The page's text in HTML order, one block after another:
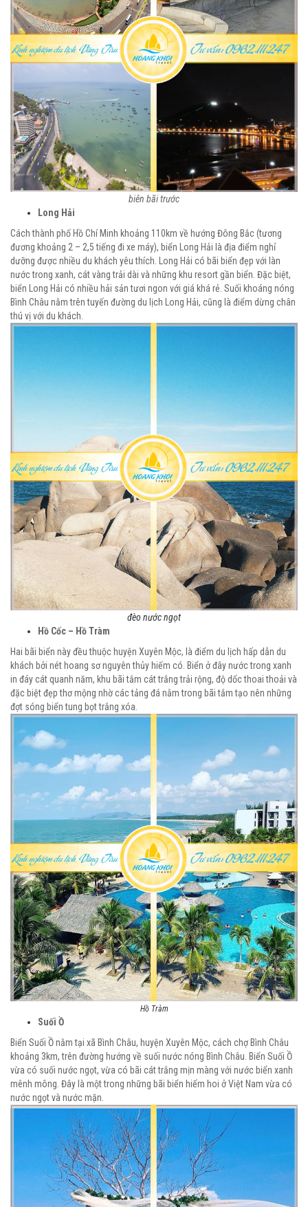
biên bãi trước
Long Hải
Cách thành phố Hồ Chí Minh khoảng 110km về hướng Đông Bắc (tương
đương khoảng 2 – 2,5 tiếng đi xe máy), biển Long Hải là địa điểm nghỉ
dưỡng được nhiều du khách yêu thích. Long Hải có bãi biển đẹp với làn
nước trong xanh, cát vàng trải dài và những khu resort gần biển. Đặc biệt,
biển Long Hải có nhiều hải sản tươi ngon với giá khá rẻ. Suối khoáng nóng
Bình Châu nằm trên tuyến đường du lịch Long Hải, cũng là điểm dừng chân
thú vị với du khách.
đèo nước ngọt
Hồ Cốc – Hồ Tràm
Hai bãi biển này đều thuộc huyện Xuyên Mộc, là điểm du lịch hấp dẫn du
khách bởi nét hoang sơ nguyên thủy hiếm có. Biển ở đây nước trong xanh
in đáy cát quanh năm, khu bãi tắm cát trắng trải rộng, độ dốc thoai thoải và
đặc biệt đẹp thơ mộng nhờ các tảng đá nằm trong bãi tắm tạo nên những
đợt sóng biển tung bọt trắng xóa.
Hồ Tràm
Suối Ồ
Biển Suối Ồ nằm tại xã Bình Châu, huyện Xuyên Mộc, cách chợ Bình Châu
khoảng 3km, trên đường hướng về suối nước nóng Bình Châu. Biển Suối Ồ
vừa có suối nước ngọt, vừa có bãi cát trắng mịn màng với nước biển xanh
mênh mông. Đây là một trong những bãi biển hiếm hoi ở Việt Nam vừa có
nước ngọt và nước mặn.